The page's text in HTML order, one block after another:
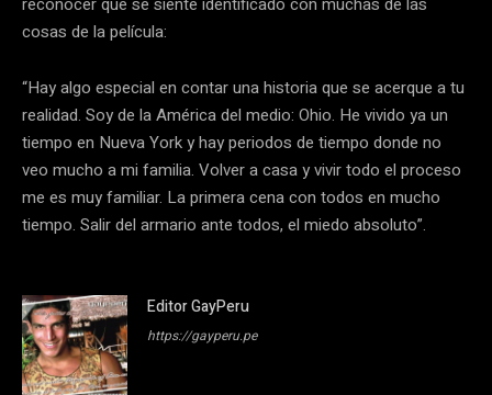
cosas de la película:
“Hay algo especial en contar una historia que se acerque a tu
realidad. Soy de la América del medio: Ohio. He vivido ya un
tiempo en Nueva York y hay periodos de tiempo donde no
veo mucho a mi familia. Volver a casa y vivir todo el proceso
me es muy familiar. La primera cena con todos en mucho
tiempo. Salir del armario ante todos, el miedo absoluto”.
Editor GayPeru
https://gayperu.pe